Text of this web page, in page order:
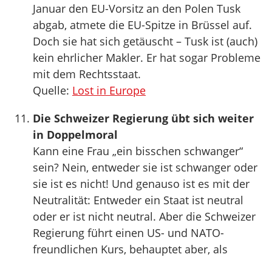
Januar den EU-Vorsitz an den Polen Tusk
abgab, atmete die EU-Spitze in Brüssel auf.
Doch sie hat sich getäuscht – Tusk ist (auch)
kein ehrlicher Makler. Er hat sogar Probleme
mit dem Rechtsstaat.
Quelle: Lost in Europe
Die Schweizer Regierung übt sich weiter
in Doppelmoral
Kann eine Frau „ein bisschen schwanger“
sein? Nein, entweder sie ist schwanger oder
sie ist es nicht! Und genauso ist es mit der
Neutralität: Entweder ein Staat ist neutral
oder er ist nicht neutral. Aber die Schweizer
Regierung führt einen US- und NATO-
freundlichen Kurs, behauptet aber, als